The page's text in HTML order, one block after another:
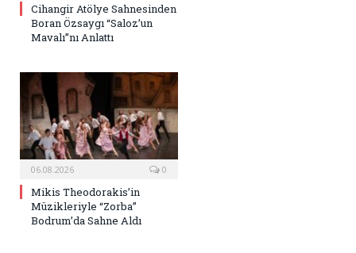
Cihangir Atölye Sahnesinden
Boran Özsaygı “Saloz’un
Mavalı”nı Anlattı
06.08.2026 0
Mikis Theodorakis’in
Müzikleriyle “Zorba”
Bodrum’da Sahne Aldı